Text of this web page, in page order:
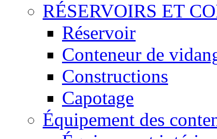
RÉSERVOIRS ET
Réservoir
Conteneur de
Constructions
Capotage
Équipement des